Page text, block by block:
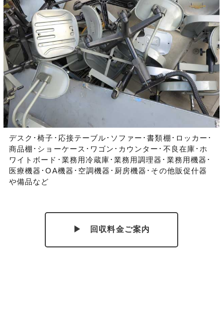
デスク･椅子･応接テーブル･ソファー･書類棚･ロッカー･
商品棚･ショーケース･ワゴン･カウンター･不良在庫･ホ
ワイトボード･業務用冷蔵庫･業務用調理器･業務用機器･
医療機器･OA機器･空調機器･厨房機器･その他販促什器
や備品など
▶ 回収料金ご案内